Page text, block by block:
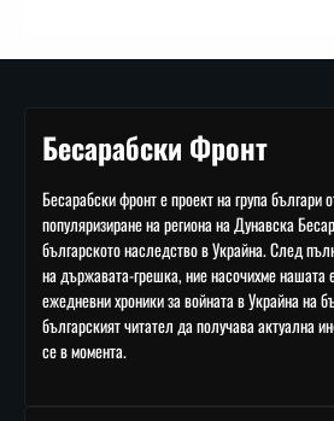
Бесарабски Фронт
Бесарабски фронт е проект на група българи
популяризиране на региона на Дунавска
българското наследство в Украйна. След
на държавата-грешка, ние насочихме нашата
ежедневни хроники за войната в Украйна на
българският читател да получава актуална
се в момента.